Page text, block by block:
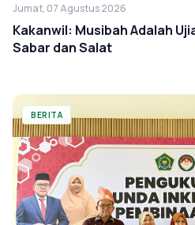
Jumat, 07 Agustus 2026
Kakanwil: Musibah Adalah
Sabar dan Salat
BERITA